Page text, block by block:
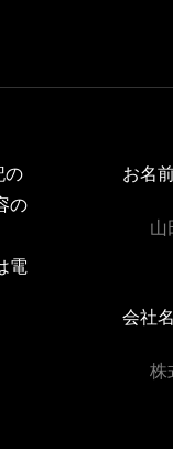
の
の
電
お名
会社